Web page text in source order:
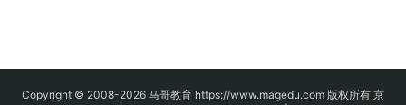
Copyright © 2008-2026 马哥教育 https://www.magedu.com 版权所有 京